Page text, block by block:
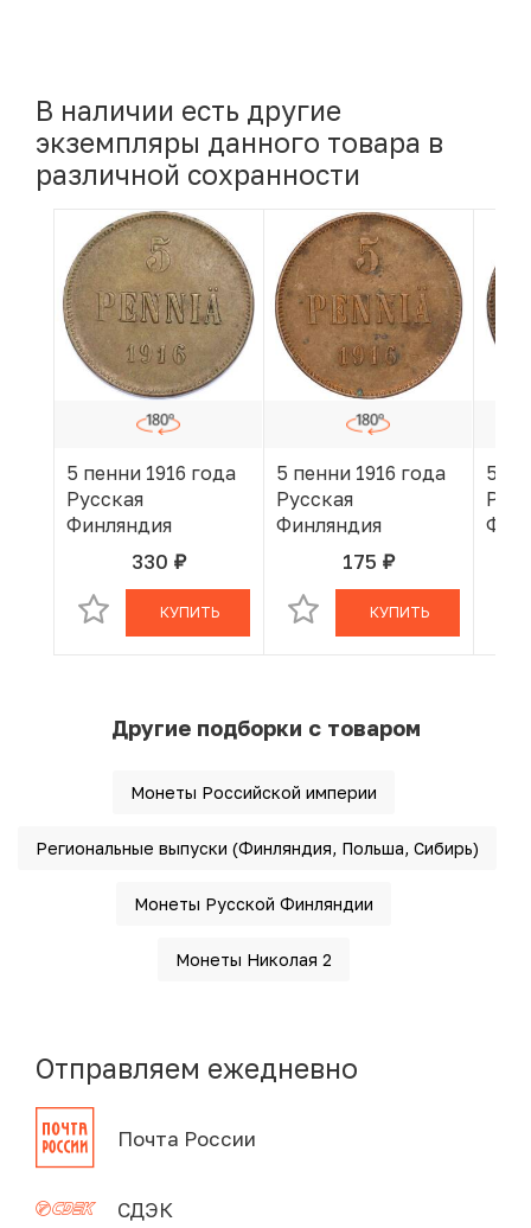
В наличии есть другие
экземпляры данного товара в
различной сохранности
5 пенни 1916 года
Русская
Финляндия
330 руб.
В КОРЗИНЕ
КУПИТЬ
5 пенни 1916 года
Русская
Финляндия
175 руб.
В КОРЗИНЕ
КУПИТЬ
5
Другие подборки с товаром
Монеты Российской империи
Региональные выпуски (Финляндия, Польша, Сибирь)
Монеты Русской Финляндии
Монеты Николая 2
Отправляем ежедневно
Почта России
СДЭК